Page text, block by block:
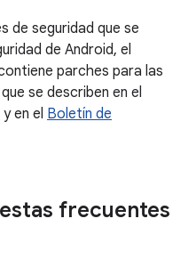
de seguridad que se
de Android, el
parches para las
se describen en el
y en el Boletín de
frecuentes